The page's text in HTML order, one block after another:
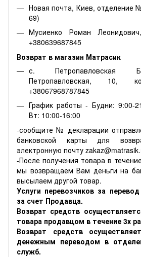
Новая почта, Киев, отделение
69)
Мусиенко Роман
+380639687845
Возврат в магазин Матрасик
с. Петропавловская
Петропавловская, 10,
+38067968787845
График работы - Будни: 9:00-
Вт: 10:00-16:00
-сообщите № декларации
банковской карты для
электронную почту
-После получения товара в
мы возвращаем Вам деньги на
высылаем другой товар.
Услуги перевозчиков за
за счет Продавца.
Возврат средств
товара продавцом в течение 3х
Возврат средств
денежным переводом в
служб.